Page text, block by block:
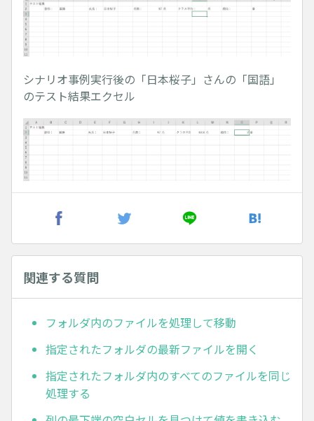
シナリオ事例実行後の「日本桜子」さんの「国語」
のテスト結果エクセル
関連する質問
フォルダ内のファイルを処理して移動
指定されたフォルダの最新ファイルを開く
指定されたフォルダ内のすべてのファイルを同じ
処理する